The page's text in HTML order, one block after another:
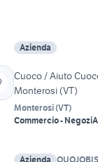
Azienda
Cuoco / Aiuto
Monterosi (VT)
Monterosi(VT)
Commercio - Negozi
Azienda QUOJOBIS spa - agenzia per il